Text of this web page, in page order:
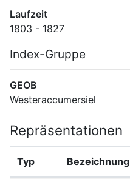
Laufzeit
1803 - 1827
Index-Gruppe
GEOB
Westeraccumersiel
Repräsentationen
Typ Bezeichnung